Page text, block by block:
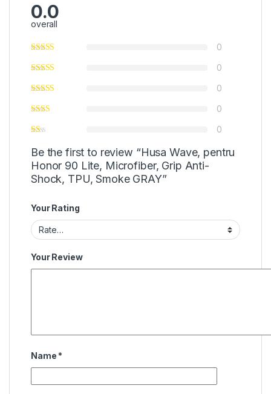
0.0
overall
0
0
0
0
0
Be the first to review “Husa Wave, pentru
Honor 90 Lite, Microfiber, Grip Anti-
Shock, TPU, Smoke GRAY”
Your Rating
Your Review
Name *